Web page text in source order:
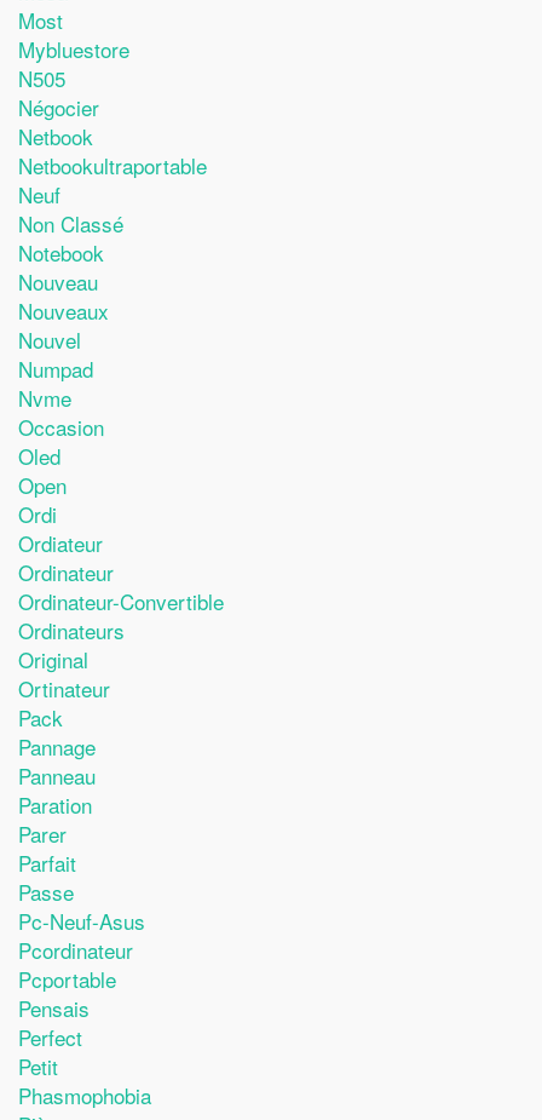
Most
Mybluestore
N505
Négocier
Netbook
Netbookultraportable
Neuf
Non Classé
Notebook
Nouveau
Nouveaux
Nouvel
Numpad
Nvme
Occasion
Oled
Open
Ordi
Ordiateur
Ordinateur
Ordinateur-Convertible
Ordinateurs
Original
Ortinateur
Pack
Pannage
Panneau
Paration
Parer
Parfait
Passe
Pc-Neuf-Asus
Pcordinateur
Pcportable
Pensais
Perfect
Petit
Phasmophobia